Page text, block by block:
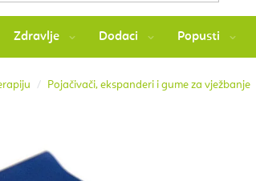
Zdravlje Dodaci Popusti
Pojačivači, ekspanderi i gume za vježbanje